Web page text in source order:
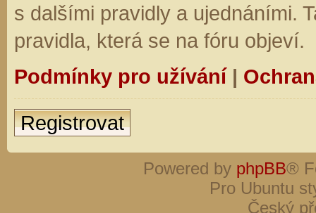
s dalšími pravidly a ujednáními.
pravidla, která se na fóru objeví.
Podmínky pro užívání|
Registrovat
Powered by phpBB®
Pro Ubuntu
Český